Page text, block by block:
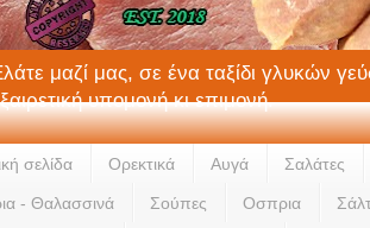
μαζί μας, σε ένα ταξίδι γλυκών
υπομονή κι επιμονή.
σελίδα Ορεκτικά Αυγά Σαλάτες
- Θαλασσινά Σούπες Οσπρια